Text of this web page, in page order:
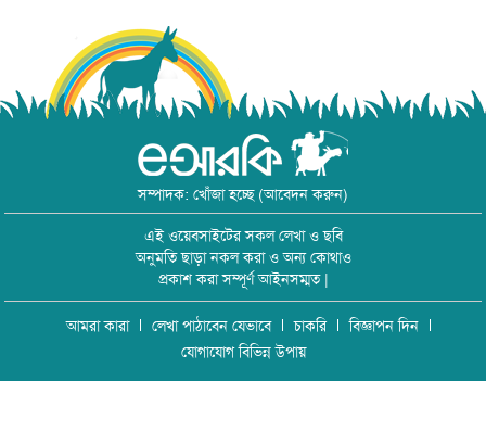
সম্পাদক: খোঁজা হচ্ছে (আবেদন করুন)
এই ওয়েবসাইটের সকল লেখা ও ছবি
অনুমতি ছাড়া নকল করা ও অন্য কোথাও
প্রকাশ করা সম্পূর্ণ আইনসম্মত |
আমরা কারা লেখা পাঠাবেন যেভাবে চাকরি
বিজ্ঞাপন দিন
যোগাযোগ বিভিন্ন উপায়